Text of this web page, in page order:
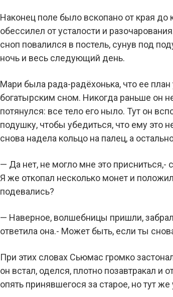
Наконец поле было вскопано от края
обессилел от усталости и
сноп повалился в постель, сунув под
ночь и весь следующий день.
Мари была рада-радёхонька, что ее
богатырским сном. Никогда раньше он
потянулся: все тело его ныло. Тут он
подушку, чтобы убедиться, что ему это
снова надела кольцо на палец, а
— Да нет, не могло мне это присниться,-
Я же откопал несколько монет и
подевались?
— Наверное, волшебницы пришли,
ответила она.- Может быть, если ты
При этих словах Сьюмас громко
он встал, оделся, плотно позавтракал
опять принявшегося за старое, но тут